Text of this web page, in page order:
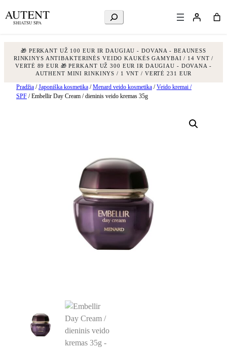
🎁 PERKANT UŽ 100 EUR IR DAUGIAU - DOVANA - BEAUNESS
RINKINYS ANTIBAKTERINĖS VEIDO KAUKĖS GAMYBAI / 14 VNT /
VERTĖ 89 EUR 🎁 PERKANT UŽ 300 EUR IR DAUGIAU - DOVANA -
AUTHENT MINI RINKINYS / 1 VNT / VERTĖ 231 EUR
Ieškoti
Pradžia /Japoniška kosmetika /Menard veido kosmetika /Veido kremai /
SPF / Embellir Day Cream / dieninis veido kremas 35g